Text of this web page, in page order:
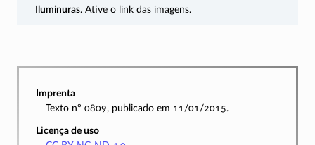
Iluminuras. Ative o link das imagens.
Imprenta
Texto nº 0809, publicado em 11/01/2015.
Licença de uso